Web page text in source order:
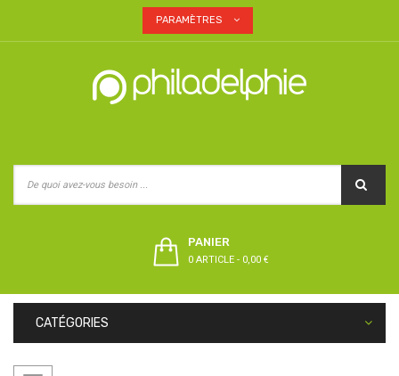
PARAMÈTRES
PANIER
0 ARTICLE - 0,00 €
CATÉGORIES